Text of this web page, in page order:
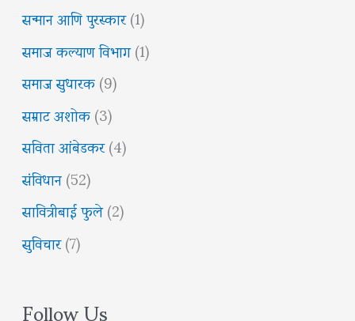
सन्मान आणि पुरस्कार(1)
समाज कल्याण विभाग(1)
समाज सुधारक(9)
सम्राट अशोक(3)
सविता आंबेडकर(4)
संविधान(52)
सावित्रीबाई फुले(2)
सुविचार(7)